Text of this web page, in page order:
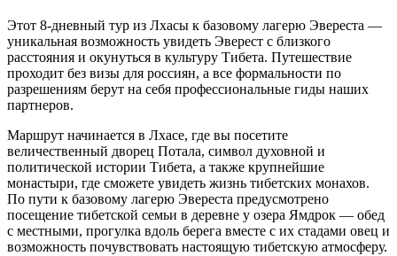
Этот 8-дневный тур из Лхасы к базовому лагерю Эвереста —
уникальная возможность увидеть Эверест с близкого
расстояния и окунуться в культуру Тибета. Путешествие
проходит без визы для россиян, а все формальности по
разрешениям берут на себя профессиональные гиды наших
партнеров.
Маршрут начинается в Лхасе, где вы посетите
величественный дворец Потала, символ духовной и
политической истории Тибета, а также крупнейшие
монастыри, где сможете увидеть жизнь тибетских монахов.
По пути к базовому лагерю Эвереста предусмотрено
посещение тибетской семьи в деревне у озера Ямдрок — обед
с местными, прогулка вдоль берега вместе с их стадами овец и
возможность почувствовать настоящую тибетскую атмосферу.